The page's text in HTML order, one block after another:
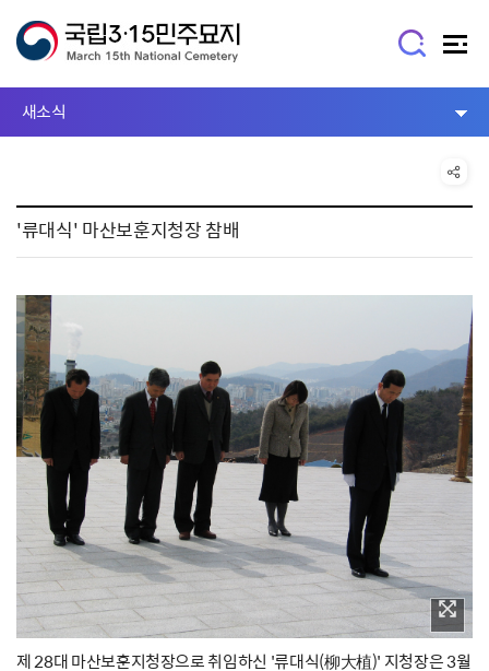
새소식
'류대식' 마산보훈지청장 참배
제 28대 마산보훈지청장으로 취임하신 '류대식(柳大植)' 지청장은 3월